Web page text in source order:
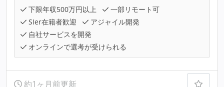
下限年収500万円以上
一部リモート可
SIer在籍者歓迎
アジャイル開発
自社サービスを開発
オンラインで選考が受けられる
約1ヶ月前更新